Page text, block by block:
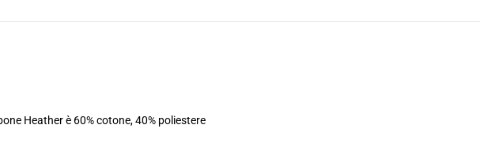
Heather è 60% cotone, 40% poliestere